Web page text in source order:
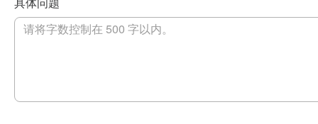
具体问题